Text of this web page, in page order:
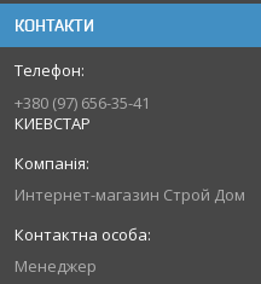
КОНТАКТИ
+380 (97) 656-35-41
КИЕВСТАР
Интернет-магазин Строй Дом
Менеджер